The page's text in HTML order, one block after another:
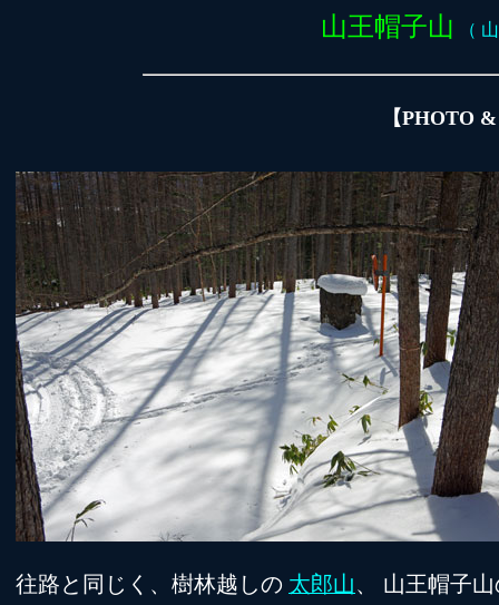
山王帽子山 （
【PHOTO
往路と同じく、樹林越しの 太郎山、 山王帽子